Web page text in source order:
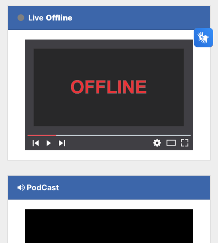
Live Offline
PodCast